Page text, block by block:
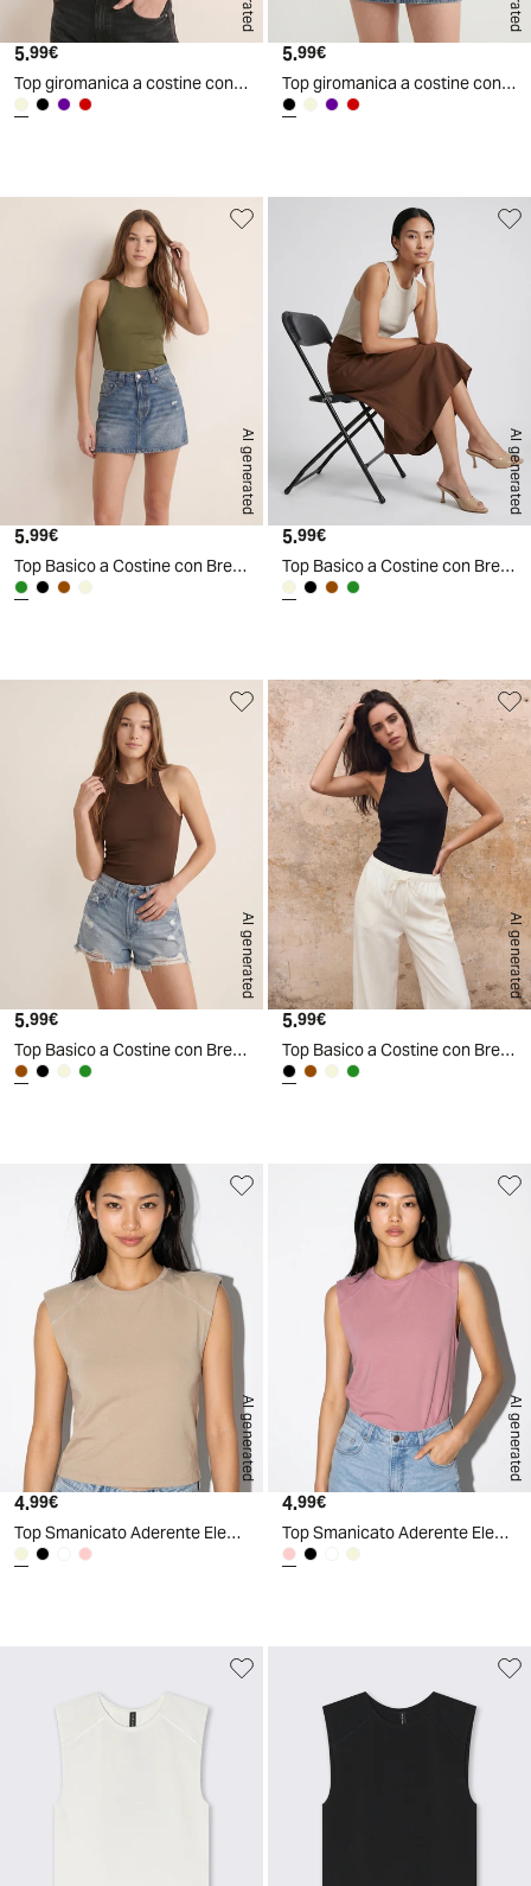
Prezzo attuale
5.99€
Top giromanica a costine con pizzo - Avorio
Prezzo attuale
5.99€
Top giromanica a costine con pizzo - Nero
AI generated
Prezzo attuale
5.99€
Top Basico a Costine con Bretelle Slim - Ve.milit.
AI generated
Prezzo attuale
5.99€
Top Basico a Costine con Bretelle Slim - Avorio
AI generated
Prezzo attuale
5.99€
Top Basico a Costine con Bretelle Slim - Marrone cioccolato
AI generated
Prezzo attuale
5.99€
Top Basico a Costine con Bretelle Slim - Nero
AI generated
Prezzo attuale
4.99€
Top Smanicato Aderente Elegante - Beige grano
AI generated
Prezzo attuale
4.99€
Top Smanicato Aderente Elegante - Rosa